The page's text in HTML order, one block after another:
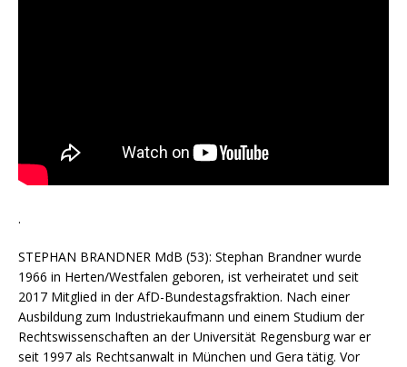
.
STEPHAN BRANDNER MdB (53): Stephan Brandner wurde
1966 in Herten/Westfalen geboren, ist verheiratet und seit
2017 Mitglied in der AfD-Bundestagsfraktion. Nach einer
Ausbildung zum Industriekaufmann und einem Studium der
Rechtswissenschaften an der Universität Regensburg war er
seit 1997 als Rechtsanwalt in München und Gera tätig. Vor